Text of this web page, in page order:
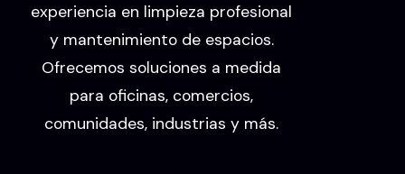
experiencia en limpieza profesional
y mantenimiento de espacios.
Ofrecemos soluciones a medida
para oficinas, comercios,
comunidades, industrias y más.